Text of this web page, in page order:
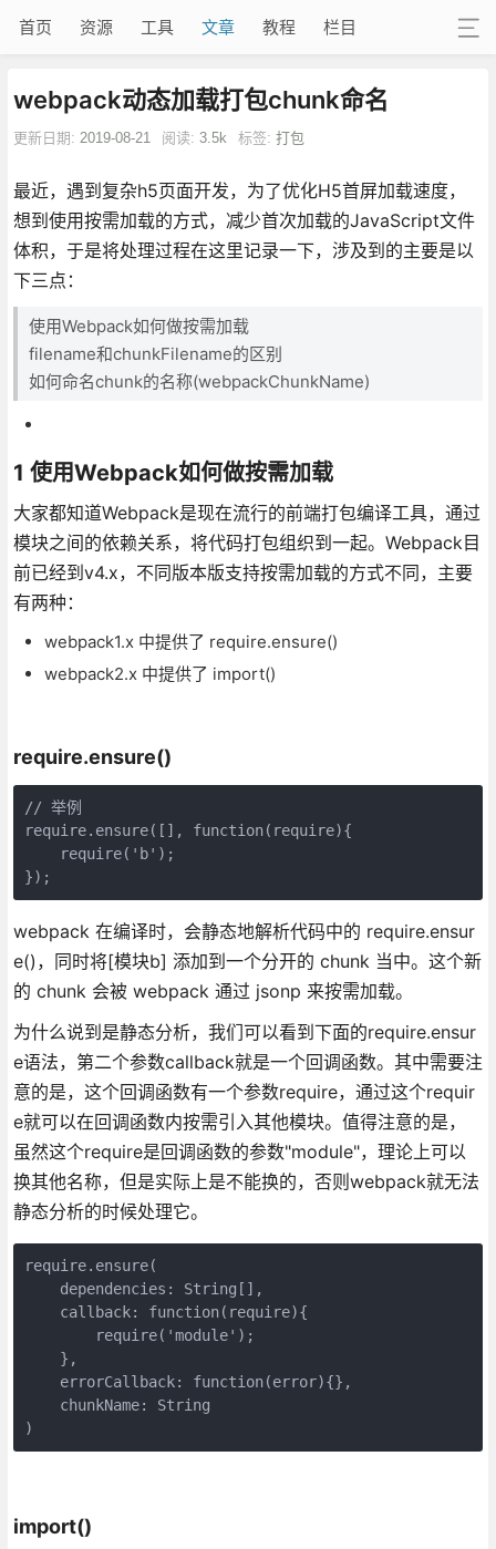
首页 资源 工具 文章 教程 栏目
webpack动态加载打包chunk命名
更新日期: 2019-08-21 阅读: 3.5k 标签: 打包
最近，遇到复杂h5页面开发，为了优化H5首屏加载速度，
想到使用按需加载的方式，减少首次加载的JavaScript文件
体积，于是将处理过程在这里记录一下，涉及到的主要是以
下三点：
使用Webpack如何做按需加载
filename和chunkFilename的区别
如何命名chunk的名称(webpackChunkName)
1 使用Webpack如何做按需加载
大家都知道Webpack是现在流行的前端打包编译工具，通过
模块之间的依赖关系，将代码打包组织到一起。Webpack目
前已经到v4.x，不同版本版支持按需加载的方式不同，主要
有两种：
webpack1.x 中提供了 require.ensure()
webpack2.x 中提供了 import()
require.ensure()
// 举例
require.ensure([], function(require){
    require('b');
});
webpack 在编译时，会静态地解析代码中的 require.ensur
e()，同时将[模块b] 添加到一个分开的 chunk 当中。这个新
的 chunk 会被 webpack 通过 jsonp 来按需加载。
为什么说到是静态分析，我们可以看到下面的require.ensur
e语法，第二个参数callback就是一个回调函数。其中需要注
意的是，这个回调函数有一个参数require，通过这个requir
e就可以在回调函数内按需引入其他模块。值得注意的是，
虽然这个require是回调函数的参数"module"，理论上可以
换其他名称，但是实际上是不能换的，否则webpack就无法
静态分析的时候处理它。
require.ensure(
    dependencies: String[],
    callback: function(require){
        require('module');
    },
    errorCallback: function(error){},
    chunkName: String
)
import()